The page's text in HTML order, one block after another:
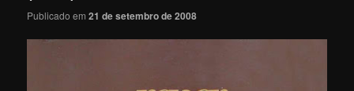
Publicado em21 de setembro de 2008